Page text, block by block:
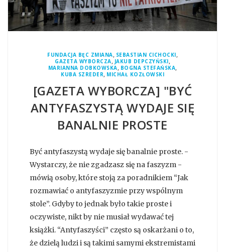
FUNDACJA BĘC ZMIANA, SEBASTIAN CICHOCKI,
GAZETA WYBORCZA, JAKUB DEPCZYŃSKI,
MARIANNA DOBKOWSKA, BOGNA STEFAŃSKA,
KUBA SZREDER, MICHAŁ KOZŁOWSKI
[GAZETA WYBORCZA] "BYĆ
ANTYFASZYSTĄ WYDAJE SIĘ
BANALNIE PROSTE
Być antyfaszystą wydaje się banalnie proste. -
Wystarczy, że nie zgadzasz się na faszyzm -
mówią osoby, które stoją za poradnikiem “Jak
rozmawiać o antyfaszyzmie przy wspólnym
stole”. Gdyby to jednak było takie proste i
oczywiste, nikt by nie musiał wydawać tej
książki. “Antyfaszyści” często są oskarżani o to,
że dzielą ludzi i są takimi samymi ekstremistami